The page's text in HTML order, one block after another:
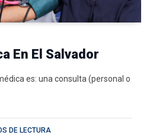
En El Salvador
es: una consulta (personal o
DE LECTURA